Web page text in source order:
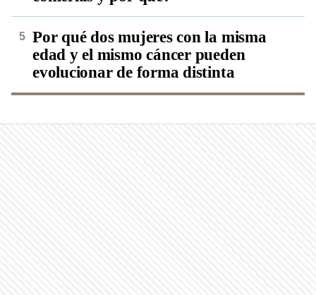
Por qué dos mujeres con la misma
edad y el mismo cáncer pueden
evolucionar de forma distinta